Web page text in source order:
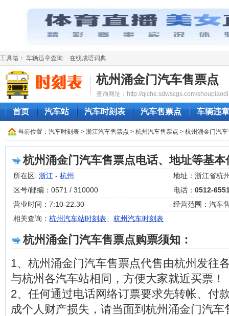
工具箱： 车辆违章查询 在线成语词典
杭州涌金门汽车售票点
查询网址：http://qiche.sdwscgs.com/
首页 汽车站 汽车时刻表 汽车售票点 车辆违
当前位置： 汽车时刻表 > 浙江汽车售票点 > 杭州汽车售票点 > 杭州涌金门汽
杭州涌金门汽车售票点电话、地址等基本
所在区: 浙江 - 杭州
地址：浙江省杭
区号/邮编：0571 / 310000
电话： 0512-
营业时间：7:10-22.30
经营范围：汽车
相关查询： 杭州汽车站时刻表 杭州汽车时刻表
杭州涌金门汽车售票点购票须知：
1、杭州涌金门汽车售票点代售由杭州发往
与杭州各汽车站相同，方便大家就近买票！
2、任何通过电话网络订票要求先转帐、付
成个人财产损失，请当面到杭州涌金门汽车